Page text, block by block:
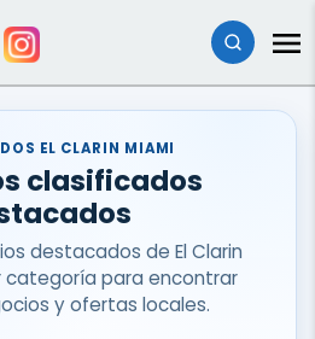
EL CLARIN MIAMI
clasificados
destacados de El Clarin
categoría para encontrar
y ofertas locales.